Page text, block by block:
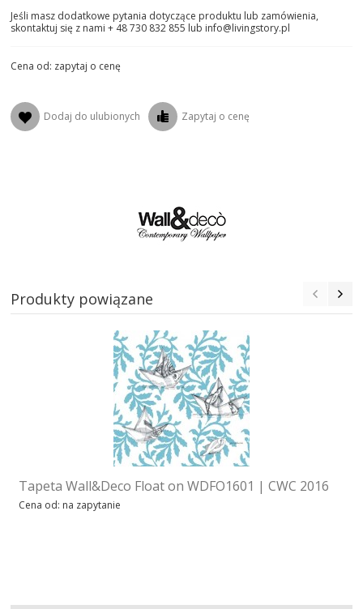
Jeśli masz dodatkowe pytania dotyczące produktu lub zamówienia,
skontaktuj się z nami + 48 730 832 855 lub info@livingstory.pl
Cena od: zapytaj o cenę
Dodaj do ulubionych Zapytaj o cenę
Produkty powiązane
Tapeta Wall&Deco Float on WDFO1601 | CWC 2016
Cena od: na zapytanie